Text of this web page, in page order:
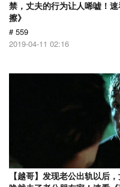
禁，丈夫的行为让人唏嘘！
擦》
# 559
2019-04-11 02:16
【越哥】发现老公出轨以后